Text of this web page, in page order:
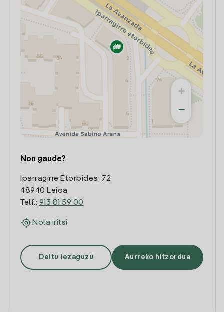
+
−
Non gaude?
Iparragirre Etorbidea, 72
48940 Leioa
Telf.: 913 81 59 00
Nola iritsi
Deitu iezaguzu Aurreko hitzordua